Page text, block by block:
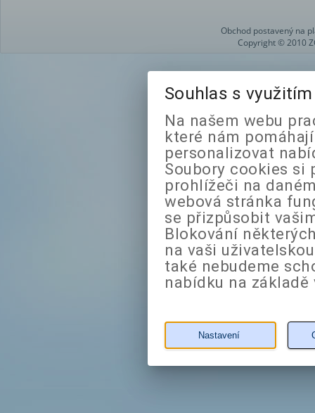
Obchod postavený na
Copyright © 2010
Souhlas s
Na našem webu
které nám
personalizovat
Soubory cookies si
prohlížeči na
webová stránka
se přizpůsobit
Blokování
na vaši
také nebudeme
nabídku na
Nastavení